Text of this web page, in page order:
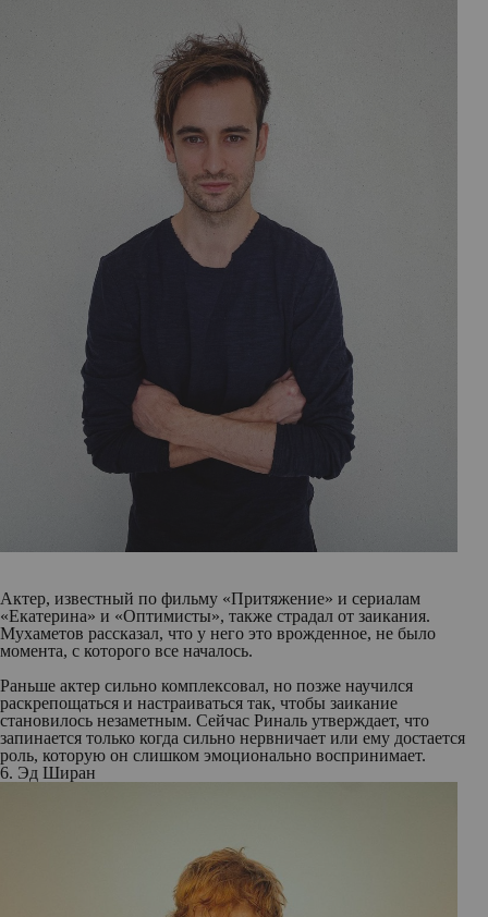
Актер, известный по фильму «Притяжение» и сериалам
«Екатерина» и «Оптимисты», также страдал от заикания.
Мухаметов рассказал, что у него это врожденное, не было
момента, с которого все началось.
Раньше актер сильно комплексовал, но позже научился
раскрепощаться и настраиваться так, чтобы заикание
становилось незаметным. Сейчас Риналь утверждает, что
запинается только когда сильно нервничает или ему достается
роль, которую он слишком эмоционально воспринимает.
6. Эд Ширан